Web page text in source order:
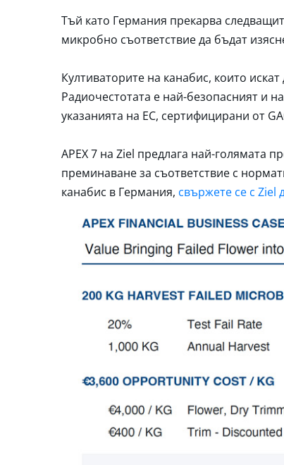
Тъй като Германия прекарва
микробно съответствие да бъдат
Култиваторите на канабис, които
Радиочестотата е най-безопасният и
указанията на ЕС, сертифицирани от
APEX 7 на Ziel предлага най-голямата
преминаване за съответствие с
канабис в Германия, свържете се с Ziel